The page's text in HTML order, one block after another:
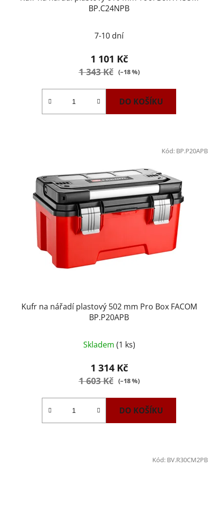
BP.C24NPB
7-10 dní
1 101 Kč
1 343 Kč (–18 %)
DO KOŠÍKU
Kufr na nářadí plastový 502 mm Pro Box FACOM
BP.P20APB
Skladem (1 ks)
1 314 Kč
1 603 Kč (–18 %)
DO KOŠÍKU
Kód: BP.P20APB
Kód: BV.R30CM2PB